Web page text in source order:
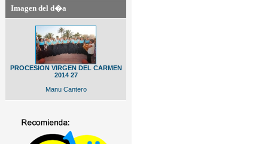
Imagen del d�a
PROCESION VIRGEN DEL CARMEN
2014 27
Manu Cantero